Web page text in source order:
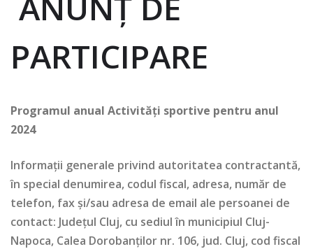
PARTICIPARE
Programul anual Activități sportive pentru anul
2024
Informații generale privind autoritatea contractantă,
în special denumirea, codul fiscal, adresa, număr de
telefon, fax și/sau adresa de email ale persoanei de
contact: Județul Cluj, cu sediul în municipiul Cluj-
Napoca, Calea Dorobanților nr. 106, jud. Cluj, cod fiscal